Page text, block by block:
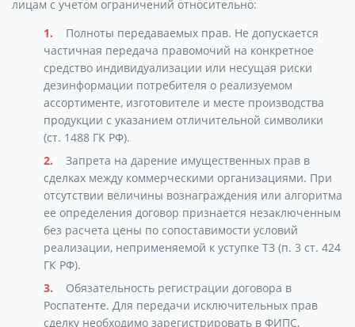
лицам с учетом ограничений относительно:
Полноты передаваемых прав. Не допускается
частичная передача правомочий на конкретное
средство индивидуализации или несущая риски
дезинформации потребителя о реализуемом
ассортименте, изготовителе и месте производства
продукции с указанием отличительной символики
(ст. 1488 ГК РФ).
Запрета на дарение имущественных прав в
сделках между коммерческими организациями. При
отсутствии величины вознаграждения или алгоритма
ее определения договор признается незаключенным
без расчета цены по сопоставимости условий
реализации, неприменяемой к уступке ТЗ (п. 3 ст. 424
ГК РФ).
Обязательность регистрации договора в
Роспатенте. Для передачи исключительных прав
сделку необходимо зарегистрировать в ФИПС,